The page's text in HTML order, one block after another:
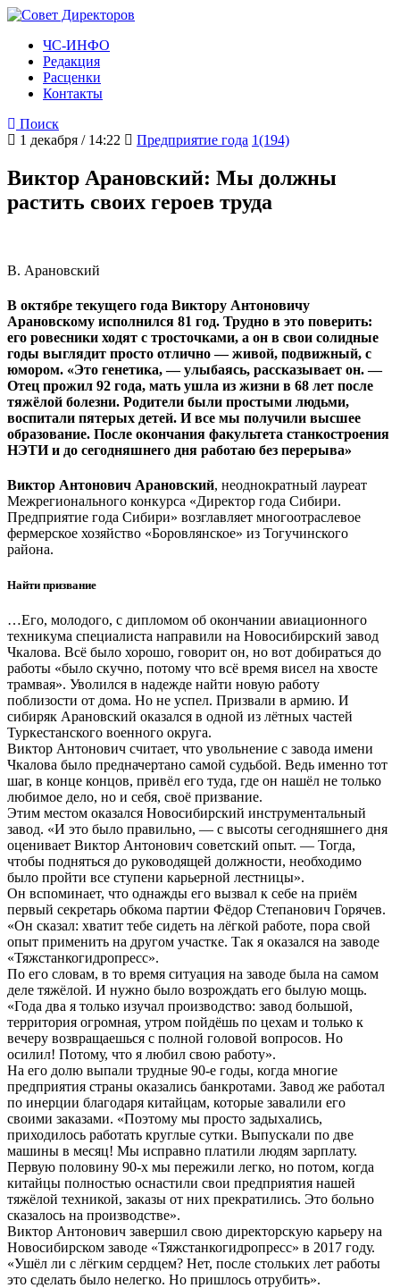
ЧС-ИНФО
Редакция
Расценки
Контакты
Поиск
1 декабря / 14:22
Предприятие года 1(194)
Виктор Арановский: Мы должны
растить своих героев труда
В. Арановский
В октябре текущего года Виктору Антоновичу
Арановскому исполнился 81 год. Трудно в это поверить:
его ровесники ходят с тросточками, а он в свои солидные
годы выглядит просто отлично — живой, подвижный, с
юмором. «Это генетика, — улыбаясь, рассказывает он. —
Отец прожил 92 года, мать ушла из жизни в 68 лет после
тяжёлой болезни. Родители были простыми людьми,
воспитали пятерых детей. И все мы получили высшее
образование. После окончания факультета станкостроения
НЭТИ и до сегодняшнего дня работаю без перерыва»
Виктор Антонович Арановский, неоднократный лауреат
Межрегионального конкурса «Директор года Сибири.
Предприятие года Сибири» возглавляет многоотраслевое
фермерское хозяйство «Боровлянское» из Тогучинского
района.
Найти призвание
…Его, молодого, с дипломом об окончании авиационного
техникума специалиста направили на Новосибирский завод
Чкалова. Всё было хорошо, говорит он, но вот добираться до
работы «было скучно, потому что всё время висел на хвосте
трамвая». Уволился в надежде найти новую работу
поблизости от дома. Но не успел. Призвали в армию. И
сибиряк Арановский оказался в одной из лётных частей
Туркестанского военного округа.
Виктор Антонович считает, что увольнение с завода имени
Чкалова было предначертано самой судьбой. Ведь именно тот
шаг, в конце концов, привёл его туда, где он нашёл не только
любимое дело, но и себя, своё призвание.
Этим местом оказался Новосибирский инструментальный
завод. «И это было правильно, — с высоты сегодняшнего дня
оценивает Виктор Антонович советский опыт. — Тогда,
чтобы подняться до руководящей должности, необходимо
было пройти все ступени карьерной лестницы».
Он вспоминает, что однажды его вызвал к себе на приём
первый секретарь обкома партии Фёдор Степанович Горячев.
«Он сказал: хватит тебе сидеть на лёгкой работе, пора свой
опыт применить на другом участке. Так я оказался на заводе
«Тяжстанкогидропресс».
По его словам, в то время ситуация на заводе была на самом
деле тяжёлой. И нужно было возрождать его былую мощь.
«Года два я только изучал производство: завод большой,
территория огромная, утром пойдёшь по цехам и только к
вечеру возвращаешься с полной головой вопросов. Но
осилил! Потому, что я любил свою работу».
На его долю выпали трудные 90-е годы, когда многие
предприятия страны оказались банкротами. Завод же работал
по инерции благодаря китайцам, которые завалили его
своими заказами. «Поэтому мы просто задыхались,
приходилось работать круглые сутки. Выпускали по две
машины в месяц! Мы исправно платили людям зарплату.
Первую половину 90-х мы пережили легко, но потом, когда
китайцы полностью оснастили свои предприятия нашей
тяжёлой техникой, заказы от них прекратились. Это больно
сказалось на производстве».
Виктор Антонович завершил свою директорскую карьеру на
Новосибирском заводе «Тяжстанкогидропресс» в 2017 году.
«Ушёл ли с лёгким сердцем? Нет, после стольких лет работы
это сделать было нелегко. Но пришлось отрубить».